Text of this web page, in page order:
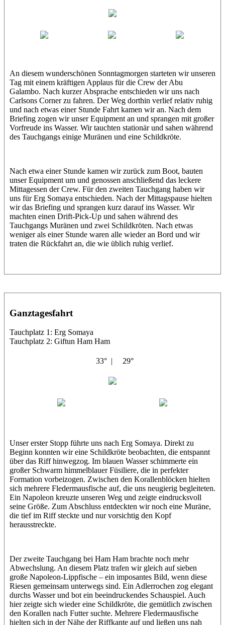
An diesem wunderschönen Sonntagmorgen starteten wir unseren
Tag mit einem kräftigen Applaus für die Crew der Abu
Galambo. Nach kurzer Absprache entschieden wir uns nach
Carlsons Corner zu fahren. Der Weg dorthin verlief relativ ruhig
und nach etwas einer Stunde Fahrt kamen wir an. Nach dem
Briefing zogen wir unser Equipment an und sprangen mit großer
Vorfreude ins Wasser. Wir tauchten stationär und sahen während
des Tauchgangs einige Muränen und eine Schildkröte.
Nach etwa einer Stunde kamen wir zurück zum Boot, bauten
unser Equipment um und genossen anschließend das leckere
Mittagessen der Crew. Für den zweiten Tauchgang haben wir
uns für Erg Somaya entschieden. Nach der Mittagspause hielten
wir das Briefing und sprangen kurz darauf ins Wasser. Wir
machten einen Drift-Pick-Up und sahen während des
Tauchgangs Muränen und zwei Schildkröten. Nach etwas
weniger als einer Stunde waren alle wieder an Bord und wir
traten die Rückfahrt an, die wie üblich ruhig verlief.
Ganztagesfahrt
Tauchplatz 1: Erg Somaya
Tauchplatz 2: Giftun Ham Ham
33° | 29°
Unser erster Stopp führte uns nach Erg Somaya. Direkt zu
Beginn konnten wir eine Schildkröte beobachten, die entspannt
über das Riff hinwegzog. Im blauen Wasser schimmerte ein
großer Schwarm himmelblauer Füsiliere, die in perfekter
Formation vorbeizogen. Zwischen den Korallenblöcken hielten
sich mehrere Fledermausfische auf, die uns neugierig begleiteten.
Ein Napoleon kreuzte unseren Weg und zeigte eindrucksvoll
seine Größe. Zum Abschluss entdeckten wir noch eine Muräne,
die tief im Riff steckte und nur vorsichtig den Kopf
herausstreckte.
Der zweite Tauchgang bei Ham Ham brachte noch mehr
Abwechslung. An diesem Platz trafen wir gleich auf sieben
große Napoleon-Lippfische – ein imposantes Bild, wenn diese
Riesen gemeinsam unterwegs sind. Ein Adlerrochen zog elegant
durchs Wasser und bot ein beeindruckendes Schauspiel. Auch
hier zeigte sich wieder eine Schildkröte, die gemütlich zwischen
den Korallen nach Futter suchte. Mehrere Fledermausfische
hielten sich in der Nähe der Riffkante auf und ließen uns nah